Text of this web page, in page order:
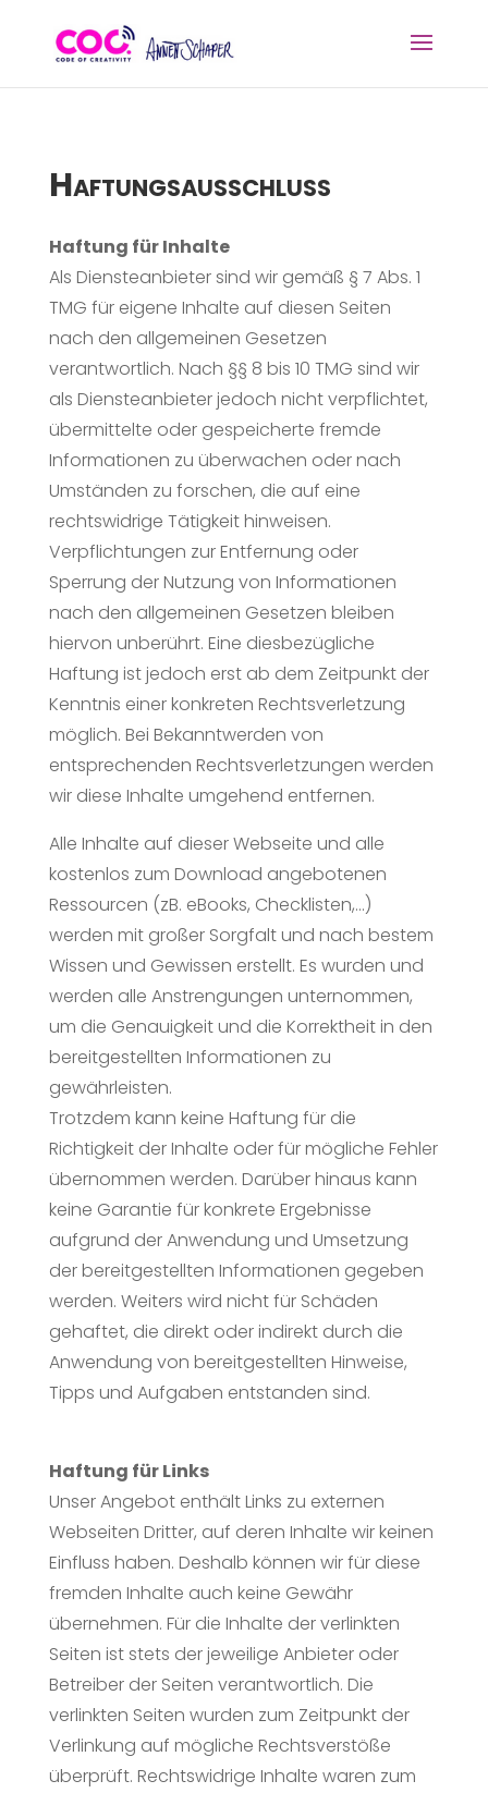
Haftungsausschluss
Haftung für Inhalte
Als Diensteanbieter sind wir gemäß § 7 Abs. 1
TMG für eigene Inhalte auf diesen Seiten
nach den allgemeinen Gesetzen
verantwortlich. Nach §§ 8 bis 10 TMG sind wir
als Diensteanbieter jedoch nicht verpflichtet,
übermittelte oder gespeicherte fremde
Informationen zu überwachen oder nach
Umständen zu forschen, die auf eine
rechtswidrige Tätigkeit hinweisen.
Verpflichtungen zur Entfernung oder
Sperrung der Nutzung von Informationen
nach den allgemeinen Gesetzen bleiben
hiervon unberührt. Eine diesbezügliche
Haftung ist jedoch erst ab dem Zeitpunkt der
Kenntnis einer konkreten Rechtsverletzung
möglich. Bei Bekanntwerden von
entsprechenden Rechtsverletzungen werden
wir diese Inhalte umgehend entfernen.
Alle Inhalte auf dieser Webseite und alle
kostenlos zum Download angebotenen
Ressourcen (zB. eBooks, Checklisten,…)
werden mit großer Sorgfalt und nach bestem
Wissen und Gewissen erstellt. Es wurden und
werden alle Anstrengungen unternommen,
um die Genauigkeit und die Korrektheit in den
bereitgestellten Informationen zu
gewährleisten.
Trotzdem kann keine Haftung für die
Richtigkeit der Inhalte oder für mögliche Fehler
übernommen werden. Darüber hinaus kann
keine Garantie für konkrete Ergebnisse
aufgrund der Anwendung und Umsetzung
der bereitgestellten Informationen gegeben
werden. Weiters wird nicht für Schäden
gehaftet, die direkt oder indirekt durch die
Anwendung von bereitgestellten Hinweise,
Tipps und Aufgaben entstanden sind.
Haftung für Links
Unser Angebot enthält Links zu externen
Webseiten Dritter, auf deren Inhalte wir keinen
Einfluss haben. Deshalb können wir für diese
fremden Inhalte auch keine Gewähr
übernehmen. Für die Inhalte der verlinkten
Seiten ist stets der jeweilige Anbieter oder
Betreiber der Seiten verantwortlich. Die
verlinkten Seiten wurden zum Zeitpunkt der
Verlinkung auf mögliche Rechtsverstöße
überprüft. Rechtswidrige Inhalte waren zum